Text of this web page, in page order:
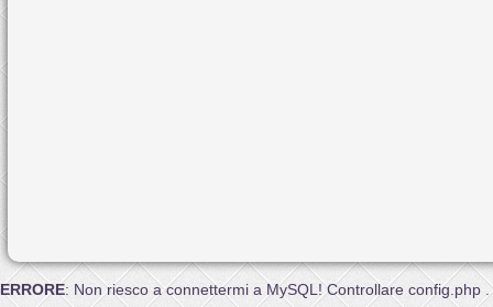
ERRORE: Non riesco a connettermi a MySQL! Controllare config.php .